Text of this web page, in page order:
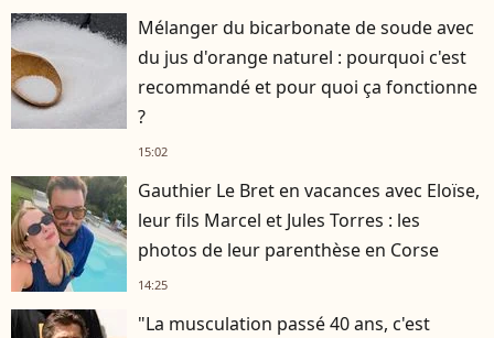
Mélanger du bicarbonate de soude avec
du jus d'orange naturel : pourquoi c'est
recommandé et pour quoi ça fonctionne
?
15:02
Gauthier Le Bret en vacances avec Eloïse,
leur fils Marcel et Jules Torres : les
photos de leur parenthèse en Corse
14:25
"La musculation passé 40 ans, c'est